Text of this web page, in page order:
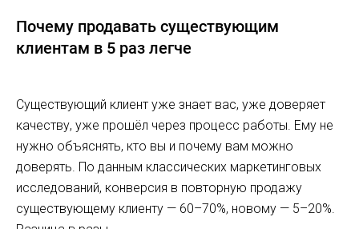
Почему продавать существующим
клиентам в 5 раз легче
Существующий клиент уже знает вас, уже доверяет
качеству, уже прошёл через процесс работы. Ему не
нужно объяснять, кто вы и почему вам можно
доверять. По данным классических маркетинговых
исследований, конверсия в повторную продажу
существующему клиенту — 60–70%, новому — 5–20%.